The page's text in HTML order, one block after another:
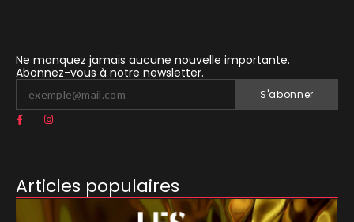
Ne manquez jamais aucune nouvelle importante.
Abonnez-vous à notre newsletter.
S'abonner
Articles populaires